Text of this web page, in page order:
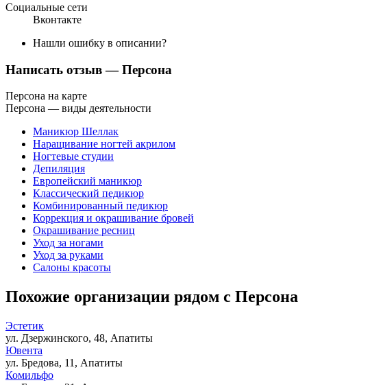
Социальные сети
Вконтакте
Нашли ошибку в описании?
Написать отзыв— Персона
Персона на карте
Персона — виды деятельности
Маникюр Шеллак
Наращивание ногтей акрилом
Ногтевые студии
Депиляция
Европейский маникюр
Классический педикюр
Комбинированный педикюр
Коррекция и окрашивание бровей
Окрашивание ресниц
Уход за ногами
Уход за руками
Салоны красоты
Похожие организации рядом с Персона
Эстетик
ул. Дзержинского, 48, Апатиты
Ювента
ул. Бредова, 11, Апатиты
Комильфо